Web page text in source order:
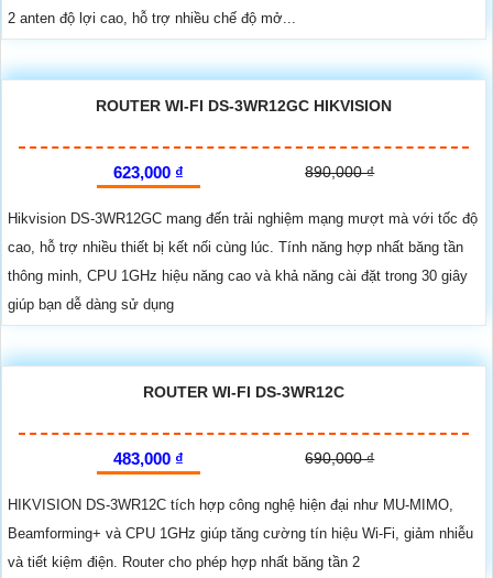
2 anten độ lợi cao, hỗ trợ nhiều chế độ mở...
ROUTER WI-FI DS-3WR12GC HIKVISION
623,000 ₫ 890,000 ₫
Hikvision DS-3WR12GC mang đến trải nghiệm mạng mượt mà với tốc độ
cao, hỗ trợ nhiều thiết bị kết nối cùng lúc. Tính năng hợp nhất băng tần
thông minh, CPU 1GHz hiệu năng cao và khả năng cài đặt trong 30 giây
giúp bạn dễ dàng sử dụng
ROUTER WI-FI DS-3WR12C
483,000 ₫ 690,000 ₫
HIKVISION DS-3WR12C tích hợp công nghệ hiện đại như MU-MIMO,
Beamforming+ và CPU 1GHz giúp tăng cường tín hiệu Wi-Fi, giảm nhiễu
và tiết kiệm điện. Router cho phép hợp nhất băng tần 2